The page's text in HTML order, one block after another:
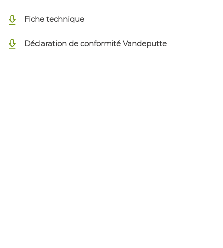
Fiche technique
Déclaration de conformité Vandeputte